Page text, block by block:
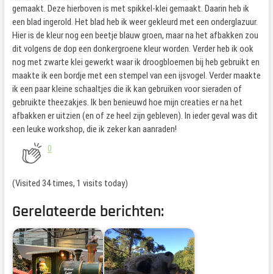
gemaakt. Deze hierboven is met spikkel-klei gemaakt. Daarin heb ik
een blad ingerold. Het blad heb ik weer gekleurd met een onderglazuur.
Hier is de kleur nog een beetje blauw groen, maar na het afbakken zou
dit volgens de dop een donkergroene kleur worden. Verder heb ik ook
nog met zwarte klei gewerkt waar ik droogbloemen bij heb gebruikt en
maakte ik een bordje met een stempel van een ijsvogel. Verder maakte
ik een paar kleine schaaltjes die ik kan gebruiken voor sieraden of
gebruikte theezakjes. Ik ben benieuwd hoe mijn creaties er na het
afbakken er uitzien (en of ze heel zijn gebleven). In ieder geval was dit
een leuke workshop, die ik zeker kan aanraden!
0
(Visited 34 times, 1 visits today)
Gerelateerde berichten: